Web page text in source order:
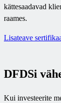
kättesaadavad
raames.
Lisateave
DFDSi
Kui investeerite